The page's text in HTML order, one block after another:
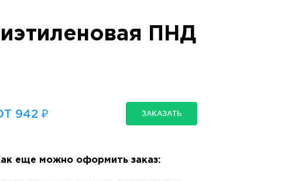
ПНД
942 ₽ ЗАКАЗАТЬ
еще можно оформить заказ: